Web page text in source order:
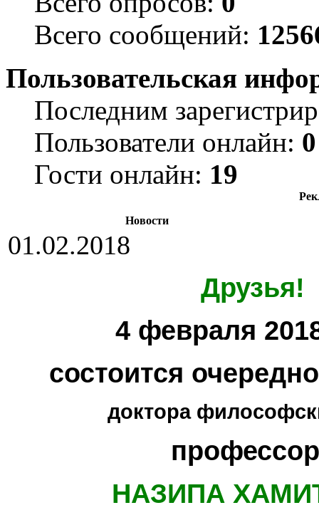
Всего сообщений:
Пользовательская
Последним
Пользователи онлайн: 0
Гости онлайн: 19
Новости
01.02.2018
Друзья!
4 февраля
состоится
доктора
НАЗИПА